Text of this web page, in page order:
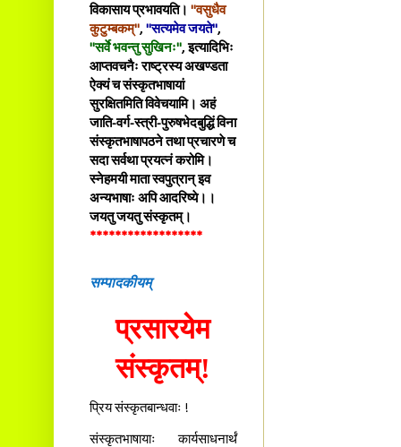
विकासाय प्रभावयति। "वसुधैव
कुटुम्बकम्", "सत्यमेव जयते",
"सर्वे भवन्तु सुखिनः", इत्यादिभिः
आप्तवचनैः राष्ट्रस्य अखण्डता
ऐक्यं च संस्कृतभाषायां
सुरक्षितमिति विवेचयामि। अहं
जाति-वर्ग-स्त्री-पुरुषभेदबुद्धिं विना
संस्कृतभाषापठने तथा प्रचारणे च
सदा सर्वथा प्रयत्नं करोमि।
स्नेहमयी माता स्वपुत्रान् इव
अन्यभाषाः अपि आदरिष्ये।।
जयतु जयतु संस्कृतम्।
******************
सम्पादकीयम्
प्रसारयेम
संस्कृतम्!
प्रिय संस्कृतबान्धवाः !
संस्कृतभाषायाः कार्यसाधनार्थं